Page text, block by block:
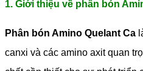
1. Giới thiệu về phân bón
Phân bón Amino Quelant Ca
canxi và các amino axit quan